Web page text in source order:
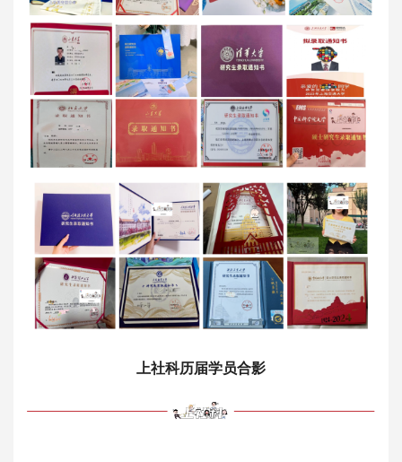
上社科历届学员合影